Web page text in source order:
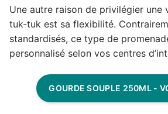
Une autre raison de privilégier une
tuk-tuk est sa flexibilité.
standardisés, ce type de
personnalisé selon vos centres
GOURDE SOUPLE 250ML -